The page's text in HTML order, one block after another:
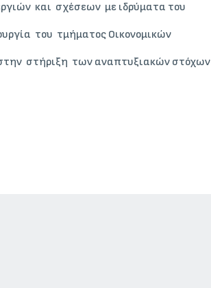
και σχέσεων με ιδρύματα του
του τμήματος Οικονομικών
στήριξη των αναπτυξιακών στόχων